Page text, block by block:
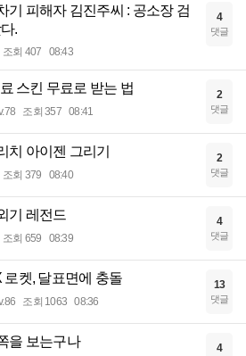
기 피해자 김진주씨 : 공소장 검
.
조회 407 08:43
4
댓글
스킨 무료로 받는 법
조회 357 08:41
2
댓글
치 아이젠 그리기
조회 379 08:40
2
댓글
기 레전드
조회 659 08:39
4
댓글
로켓, 달표면에 충돌
조회 1063 08:36
13
댓글
을 보는구나 4